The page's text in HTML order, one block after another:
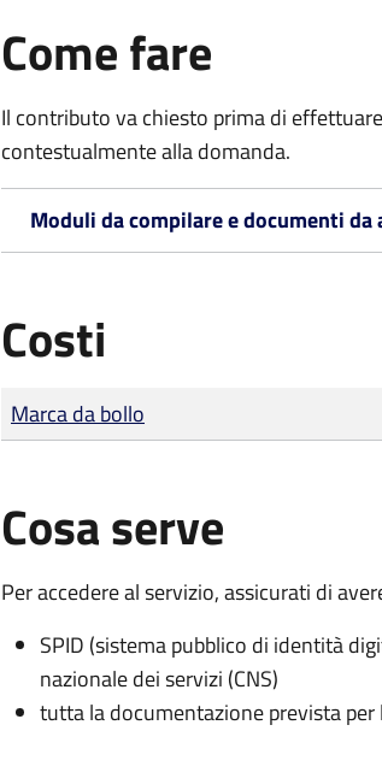
Come fare
Il contributo va chiesto prima di
contestualmente alla domanda.
Moduli da compilare e documenti da
Costi
Tipo di pagamento
Importo
Marca da bollo
Cosa serve
Per accedere al servizio, assicurati di
SPID (sistema pubblico di identità
nazionale dei servizi (CNS)
tutta la documentazione prevista per